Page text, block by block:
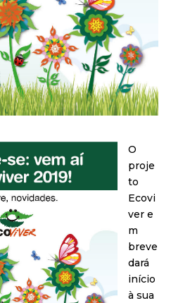
O
proje
to
Ecovi
ver e
m
breve
dará
início
à sua